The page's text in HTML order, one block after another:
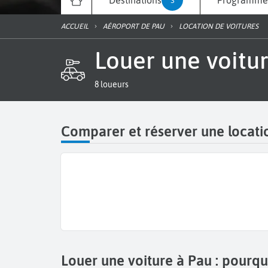
ACCUEIL AÉROPORT DE PAU LOCATION DE VOITURES
Louer une
8 loueurs
Comparer et réserver une
Louer une voiture à Pau :